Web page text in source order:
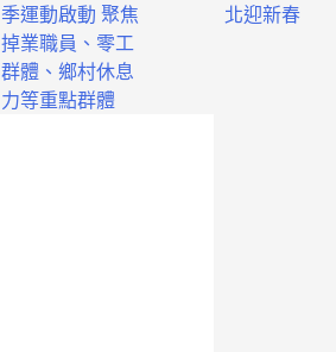
季運動啟動 聚焦
掉業職員、零工
群體、鄉村休息
力等重點群體
北迎新春